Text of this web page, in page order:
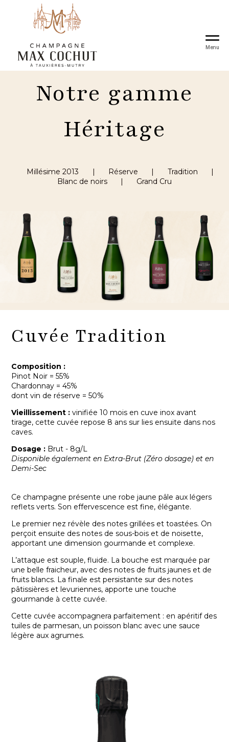
Cochut
Menu
Notre gamme
Héritage
Millésime 2013 | Réserve | Tradition
|
Blanc de noirs
| Grand Cru
Cuvée Tradition
Composition :
Pinot Noir = 55%
Chardonnay = 45%
dont vin de réserve = 50%
Vieillissement : vinifiée 10 mois en cuve inox avant
tirage, cette cuvée repose 8 ans sur lies ensuite dans nos
caves.
Dosage : Brut - 8g/L
Disponible également en Extra-Brut (Zéro dosage) et en
Demi-Sec
Ce champagne présente une robe jaune pâle aux légers
reflets verts. Son effervescence est fine, élégante.
Le premier nez révèle des notes grillées et toastées. On
perçoit ensuite des notes de sous-bois et de noisette,
apportant une dimension gourmande et complexe.
L’attaque est souple, fluide. La bouche est marquée par
une belle fraicheur, avec des notes de fruits jaunes et de
fruits blancs. La finale est persistante sur des notes
pâtissières et levuriennes, apporte une touche
gourmande à cette cuvée.
Cette cuvée accompagnera parfaitement : en apéritif des
tuiles de parmesan, un poisson blanc avec une sauce
légère aux agrumes.